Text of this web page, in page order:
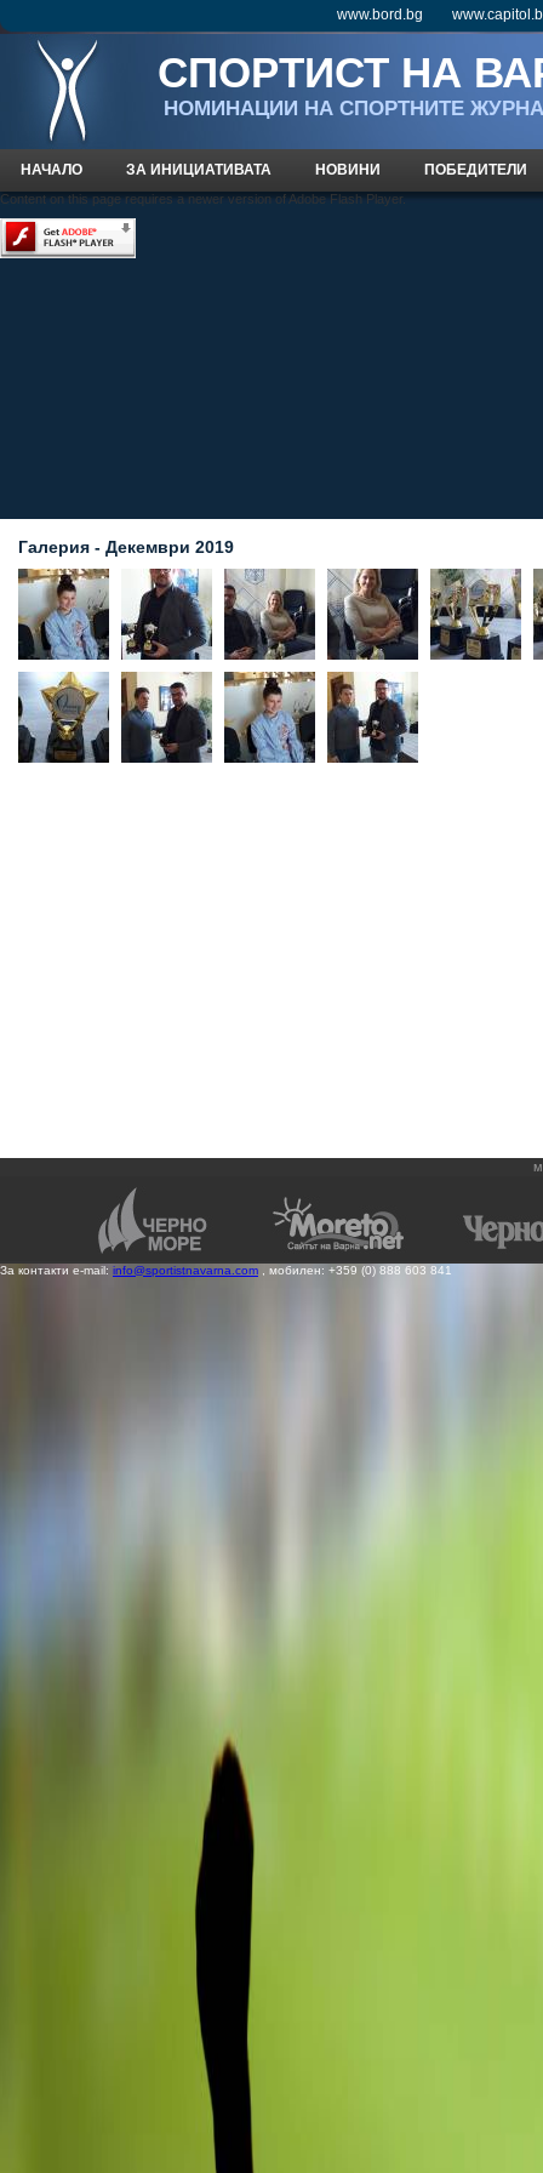
www.bord.bg
СПОРТИСТ НА
НOМИНАЦИИ НА СПОРТНИТЕ
НАЧАЛО ЗА ИНИЦИАТИВАТА НОВИНИ ПОБЕДИТЕЛИ
Content on this page requires a newer version of Adobe Flash Player.
Галерия - Декември 2019
За контакти e-mail: info@sportistnavarna.com , мобилен: +359 (0) 888 603 841